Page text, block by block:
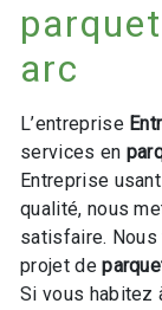
arc
L’entreprise
services en
Entreprise
qualité, nous
satisfaire.
projet de
Si vous habitez